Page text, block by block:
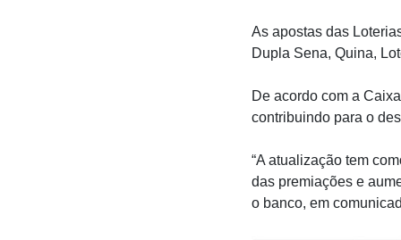
As apostas das
Dupla Sena, Quina,
De acordo com a
contribuindo para o
“A atualização tem
das premiações e
o banco, em